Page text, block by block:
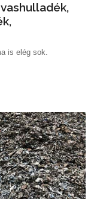
is elég sok.